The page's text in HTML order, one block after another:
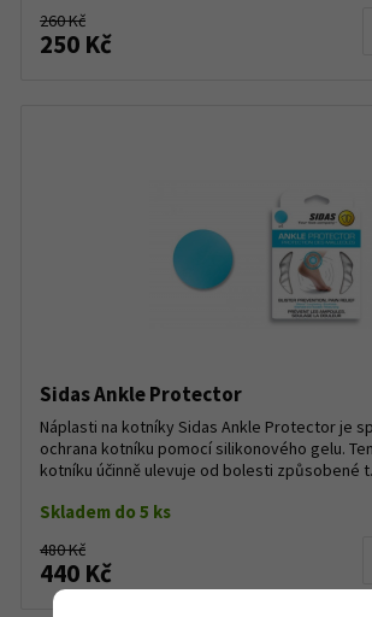
260 Kč
250 Kč
Sidas Ankle Protector
Náplasti na kotníky Sidas Ankle Protector je
ochrana kotníku pomocí silikonového gelu.
kotníku účinně ulevuje od bolesti způsobené
Skladem do 5 ks
480 Kč
440 Kč